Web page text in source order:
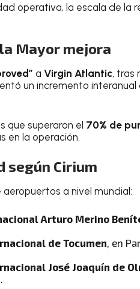
operativa, la escala de la
Mayor mejora
a Virgin Atlantic, tras
un incremento interanual
que superaron el 70% de
en la operación.
según Cirium
a nivel mundial:
Arturo Merino
de Tocumen , en
José Joaquín de